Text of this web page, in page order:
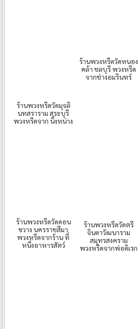
ร้านพวงหรีดวัดมุจลิ
นทสราราม สระบุรี
พวงหรีดจาก นิ้งหน่าง
ร้านพวงหรีดวัดหนอง
คล้า ชลบุรี พวงหรีด
จากช่างอมรินทร์
ร้านพวงหรีดวัดดอน
ขวาง นครราชสีมา
พวงหรีดจากร้าน ที่
หนึ่งอาหารสัตว์
ร้านพวงหรีดวัดตรี
จินดาวัฒนาราม
สมุทรสงคราม
พวงหรีดจากพ่อดิเรก